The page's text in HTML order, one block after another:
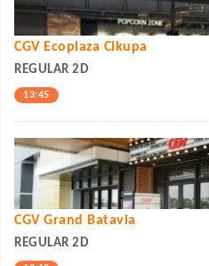
CGV Ecoplaza Cikupa
REGULAR 2D
13:45
CGV Grand Batavia
REGULAR 2D